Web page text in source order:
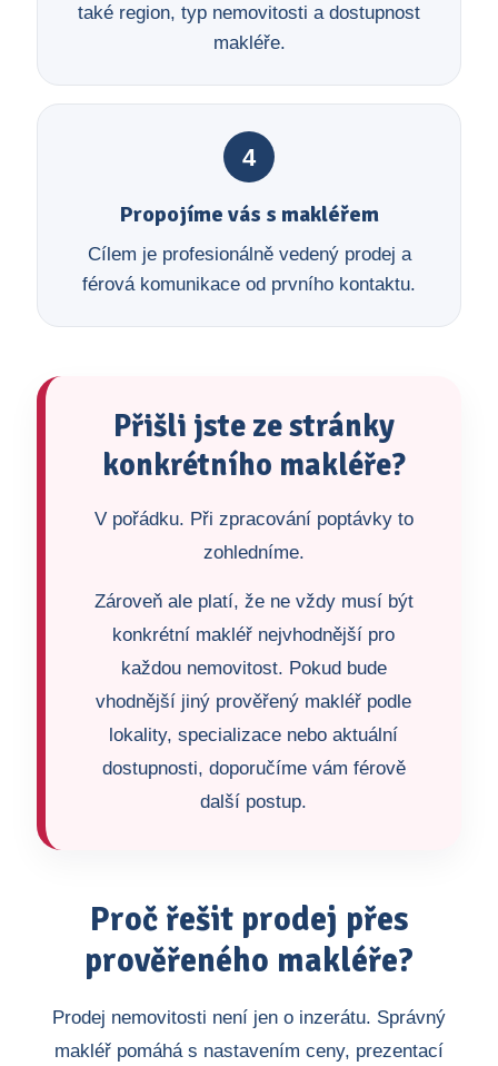
také region, typ nemovitosti a dostupnost
makléře.
4
Propojíme vás s makléřem
Cílem je profesionálně vedený prodej a
férová komunikace od prvního kontaktu.
Přišli jste ze stránky
konkrétního makléře?
V pořádku. Při zpracování poptávky to
zohledníme.
Zároveň ale platí, že ne vždy musí být
konkrétní makléř nejvhodnější pro
každou nemovitost. Pokud bude
vhodnější jiný prověřený makléř podle
lokality, specializace nebo aktuální
dostupnosti, doporučíme vám férově
další postup.
Proč řešit prodej přes
prověřeného makléře?
Prodej nemovitosti není jen o inzerátu. Správný
makléř pomáhá s nastavením ceny, prezentací